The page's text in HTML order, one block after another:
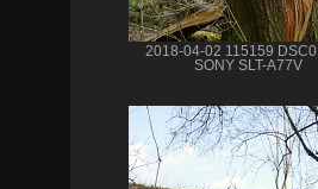
2018-04-02 115159
SONY SLT-A77V